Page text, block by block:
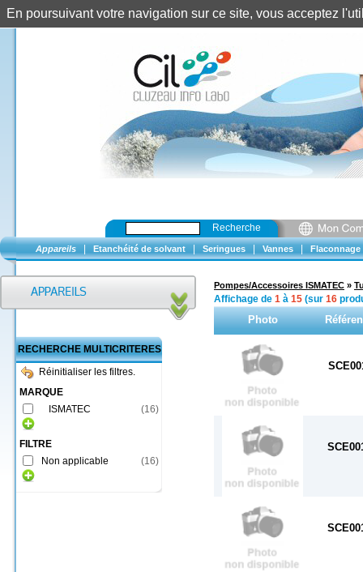
Recherche
Appareils Etanchéité de solvant Seringues Vannes Flaconnage
RECHERCHE MULTICRITERES
Réinitialiser les filtres.
MARQUE
ISMATEC
(16)
FILTRE
Non applicable
(16)
Pompes/Accessoires ISMATEC »
Affichage de 1 à 15 (sur 16
Photo
En poursuivant votre navigation sur ce site, vous acceptez